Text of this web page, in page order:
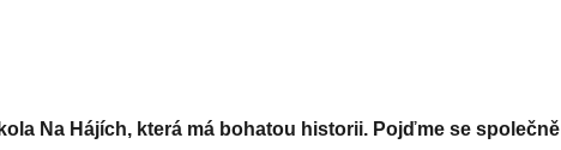
Na Hájích, která má bohatou historii. Pojďme se společně